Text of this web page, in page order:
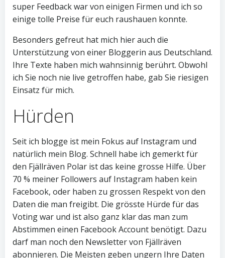
super Feedback war von einigen Firmen und ich so
einige tolle Preise für euch raushauen konnte.
Besonders gefreut hat mich hier auch die
Unterstützung von einer Bloggerin aus Deutschland.
Ihre Texte haben mich wahnsinnig berührt. Obwohl
ich Sie noch nie live getroffen habe, gab Sie riesigen
Einsatz für mich.
Hürden
Seit ich blogge ist mein Fokus auf Instagram und
natürlich mein Blog. Schnell habe ich gemerkt für
den Fjällräven Polar ist das keine grosse Hilfe. Über
70 % meiner Followers auf Instagram haben kein
Facebook, oder haben zu grossen Respekt von den
Daten die man freigibt. Die grösste Hürde für das
Voting war und ist also ganz klar das man zum
Abstimmen einen Facebook Account benötigt. Dazu
darf man noch den Newsletter von Fjällräven
abonnieren. Die Meisten geben ungern Ihre Daten